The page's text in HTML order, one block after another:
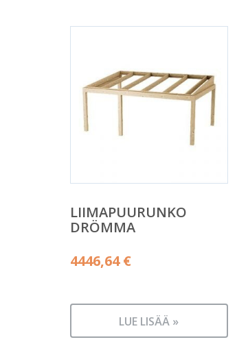
LIIMAPUURUNKO
DRÖMMA
4446,64€
LUE LISÄÄ »